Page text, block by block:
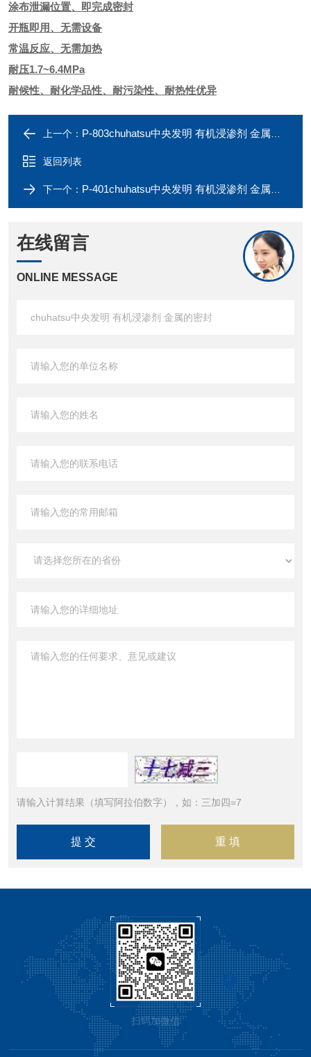
涂布泄漏位置、即完成密封
开瓶即用、无需设备
常温反应、无需加热
耐压1.7~6.4MPa
耐候性、耐化学品性、耐污染性、耐热性优异
上一个： P-803chuhatsu中央发明 有机浸渗剂 金属的密封
返回列表
下一个： P-401chuhatsu中央发明 有机浸渗剂 金属的密封
在线留言
ONLINE MESSAGE
请输入计算结果（填写阿拉伯数字），如：三加四=7
扫码加微信